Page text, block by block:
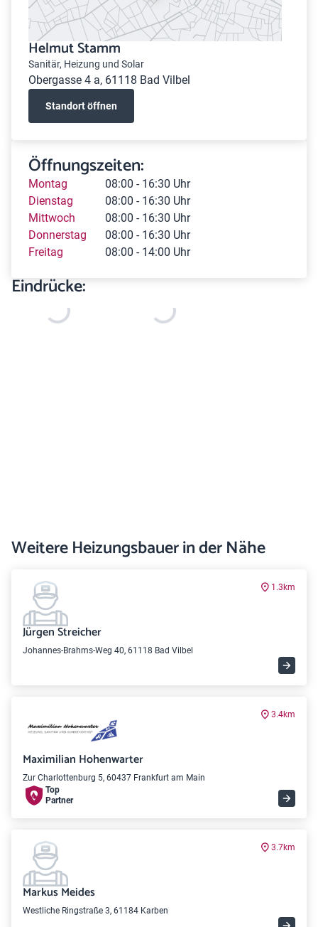
Helmut Stamm
Sanitär, Heizung und Solar
Obergasse 4 a, 61118 Bad Vilbel
Standort öffnen
Öffnungszeiten:
Montag
08:00 - 16:30 Uhr
Dienstag
08:00 - 16:30 Uhr
Mittwoch
08:00 - 16:30 Uhr
Donnerstag
08:00 - 16:30 Uhr
Freitag
08:00 - 14:00 Uhr
Eindrücke:
Weitere Heizungsbauer in der Nähe
1.3km
Jürgen Streicher
Johannes-Brahms-Weg 40, 61118 Bad Vilbel
3.4km
Maximilian Hohenwarter
Zur Charlottenburg 5, 60437 Frankfurt am Main
Top
Partner
3.7km
Markus Meides
Westliche Ringstraße 3, 61184 Karben